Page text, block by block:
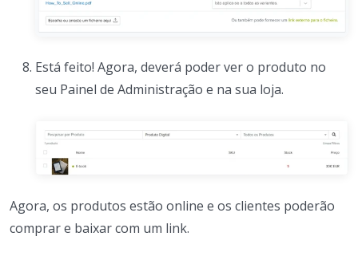
Está feito! Agora, deverá poder ver o produto no
seu Painel de Administração e na sua loja.
Agora, os produtos estão online e os clientes poderão
comprar e baixar com um link.